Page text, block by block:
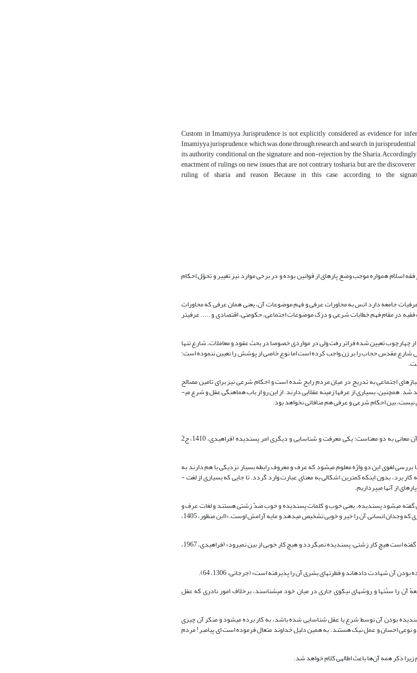
Custom in Imamiyya Jurisprudence is not explicitly considered as evidence for
Imamiyya jurisprudence, which was done through research and search in
its authority conditional on the signature and non-rejection by the
enactment of rulings on new issues that are not contrary tosharia, but are the
ruling of sharia and reason, Because in this case, according to the
اسلام همواره موجب وضع پاره­ای از قوانین بوده و در برخی موارد نیز تغییر و تحوّل احکام
جامعه دارد انس به محاورات عرفی و فهم موضوعات آن، یعنی همان عرفی که محاورات
در مقام فهم خطابات شرعی و درک موضوعات اجتماعی، حکومتی، اقتصادی و ..... عرفی­تر
از چهارچوب تعیین شده فراتر رفت ولی در مواردی خصوصا در بحث عقود و معاملات، شارع تنها
شارع مقدس حجاب را بر زن واجب کرده است اما نوع خاصی از پوشش را تعیین ننموده است؛
اجتماعی به تدریج در میان مردم رایج شده است و احکام شرعی نیز برای تامین مصالح
جوامع انسانی وضع شده است و اگر شارع با این گونه عرف­ها مخالفت کند نقض غرض خواهد شد. همچنین، بسیاری از عرف­ها زمینه عقلایی دارند. از این رو از باب هماهنگی عقل و شرع می­
بین احکام شرعی و عرفی هم منافاتی نخواهد بود.
عرف واژه­ای عربی است و لغویّون معانی مختلفی برای آن ذکر کرده­اند که برگشت همة آن معانی به دو معناست: یکی معرفت و شناسایی و دیگری امر پسندیده (فراهیدی، 1410، ج2
لغوی این دو واژه معلوم می­شود که عرف و معروف رابطه بسیار نزدیکی با هم دارند به
طوری که در بسیاری مواقع می­توان به جای عرف، معروف یا به جای معروف، کلمه عرف را به کار برد، بدون این­که کم­ترین اشکالی به معنای عبارت وارد گردد. تا جایی که بسیاری از لغت ­
از آن­ها می­پرداریم.
می­شود پسندیده، یعنی خوب و کلمات پسندیده و خوب ضدّ زشتی هستند و لغات عرف و
عارف و معروف همگی به یک معنی می­باشند یعنی ضدّ کار زشت و آن عبارت است از هر چیزی که وجدان انسانی آن را خیر و خوبی تشخیص می­دهد و مایه آرامش اوست.»(ابن منظور، 1405،
خلیل ­بن ­احمد می­نویسد: «عرف یعنی پسندیده و شناخته شده که در این مورد نابغه شاعر گفته است هیچ کار زشتی، پسندیده نمی­گردد و هیچ کار خوبی از بین نمی­رود» (فراهیدی، 1967،
شهادت داده­اند و فطرت­های بشری آن را پذیرفته است» (جرجانی، 1306، 64).
را سنّت­ها و روش­های نیکوی جاری در میان خود می­شناسند، برخلاف امور نادری که عقل
بودن آن توسط شرع یا عقل شناسایی شده باشد، به کار برده می­شود و منکر آن چیزی
احسان و عمل نیک هستند. به همین دلیل خداوند متعال فرموده است ای پیامبر! مردم
ذکر همه آن‌ها باعث اطاله­ی کلام خواهد شد.